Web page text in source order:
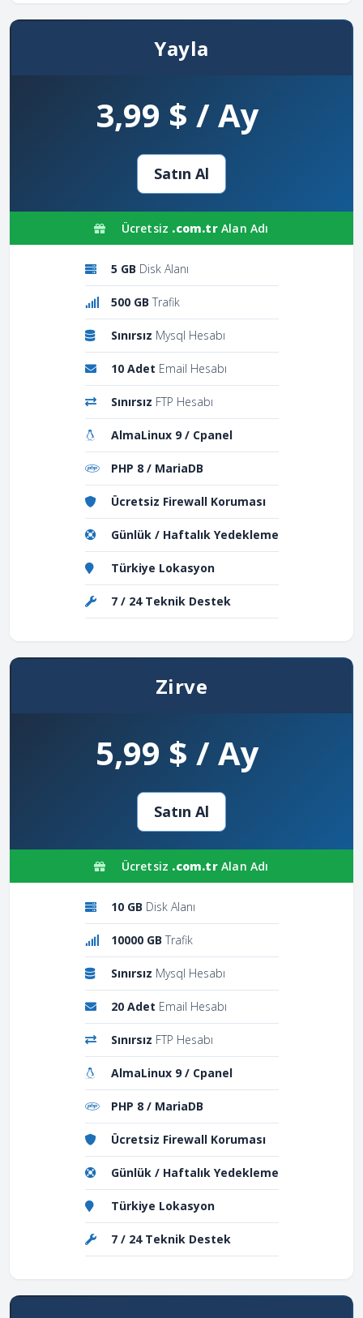
Yayla
3,99 $ / Ay
Satın Al
Ücretsiz .com.trAlan Adı
5 GB Disk Alanı
500 GB Trafik
Sınırsız Mysql Hesabı
10 Adet Email Hesabı
Sınırsız FTP Hesabı
AlmaLinux 9 / Cpanel
PHP 8 / MariaDB
Ücretsiz Firewall Koruması
Günlük / Haftalık Yedekleme
Türkiye Lokasyon
7 / 24 Teknik Destek
Zirve
5,99 $ / Ay
Satın Al
Ücretsiz .com.trAlan Adı
10 GB Disk Alanı
10000 GB Trafik
Sınırsız Mysql Hesabı
20 Adet Email Hesabı
Sınırsız FTP Hesabı
AlmaLinux 9 / Cpanel
PHP 8 / MariaDB
Ücretsiz Firewall Koruması
Günlük / Haftalık Yedekleme
Türkiye Lokasyon
7 / 24 Teknik Destek